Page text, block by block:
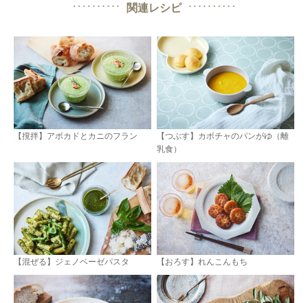
関連レシピ
【撹拌】アボカドとカニのフラン
【つぶす】カボチャのパンがゆ（離
乳食）
【混ぜる】ジェノベーゼパスタ 【おろす】れんこんもち